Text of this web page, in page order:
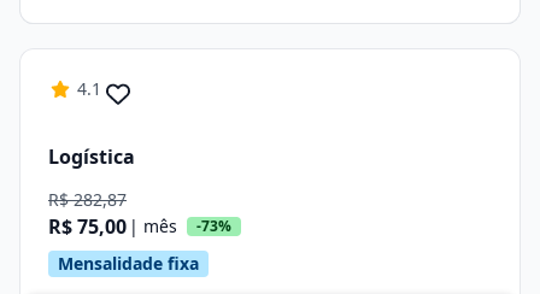
4.1
Logística
R$ 282,87
R$ 75,00 | mês -73%
Mensalidade fixa